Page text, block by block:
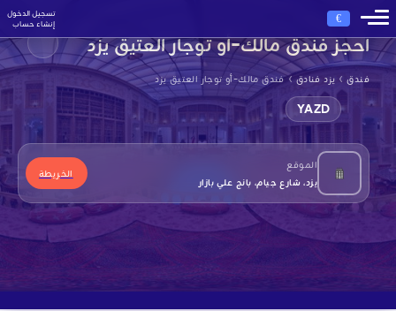
€
تسجيل الدخول
إنشاء حساب
احجز فندق مالك-أو توجار العتيق يزد
فندق › يزد فنادق › فندق مالك-أو توجار العتيق يزد
YAZD
الموقع
يزد، شارع جيام، بانج علي بازار
الخريطة